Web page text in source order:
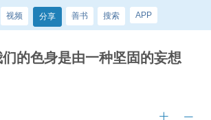
视频 分享 善书 搜索 APP
的色身是由一种坚固的妄想